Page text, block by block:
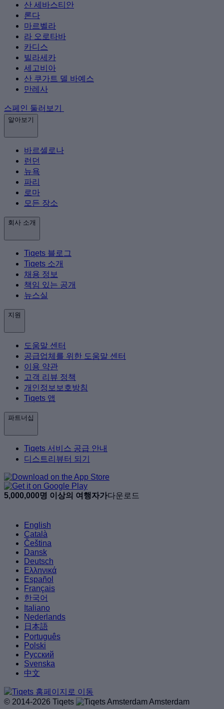
산 세바스티안
론다
마르벨라
라 오로타바
카디스
빌라세카
세고비아
산 쿠가트 델 바예스
만레사
스페인 둘러보기
알아보기
바르셀로나
런던
뉴욕
파리
로마
모든 장소
회사 소개
Tiqets 블로그
Tiqets 소개
채용 정보
책임 있는 공개
뉴스실
지원
도움말 센터
공급업체를 위한 도움말 센터
이용 약관
고객 리뷰 정책
개인정보보호방침
Tiqets 앱
파트너십
Tiqets 서비스 공급 안내
디스트리뷰터 되기
5,000,000명 이상의 여행자가다운로드
English
Català
Čeština
Dansk
Deutsch
Ελληνικά
Español
Français
한국어
Italiano
Nederlands
日本語
Português
Polski
Русский
Svenska
中文
© 2014-2026 Tiqets
Amsterdam